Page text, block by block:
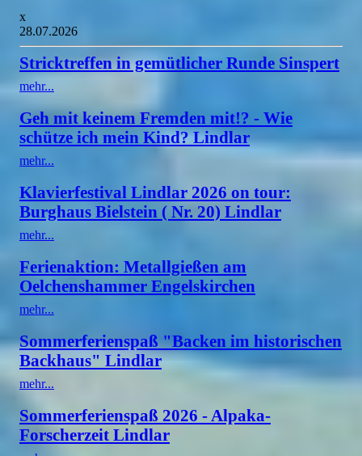
x
28.07.2026
Stricktreffen in gemütlicher Runde Sinspert
mehr...
Geh mit keinem Fremden mit!? - Wie
schütze ich mein Kind? Lindlar
mehr...
Klavierfestival Lindlar 2026 on tour:
Burghaus Bielstein ( Nr. 20) Lindlar
mehr...
Ferienaktion: Metallgießen am
Oelchenshammer Engelskirchen
mehr...
Sommerferienspaß "Backen im historischen
Backhaus" Lindlar
mehr...
Sommerferienspaß 2026 - Alpaka-
Forscherzeit Lindlar